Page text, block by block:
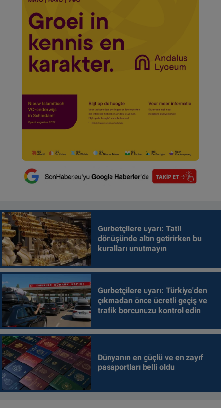
Gurbetçilere uyarı: Tatil
dönüşünde altın getirirken bu
kuralları unutmayın
Gurbetçilere uyarı: Türkiye'den
çıkmadan önce ücretli geçiş ve
trafik borcunuzu kontrol edin
Dünyanın en güçlü ve en zayıf
pasaportları belli oldu